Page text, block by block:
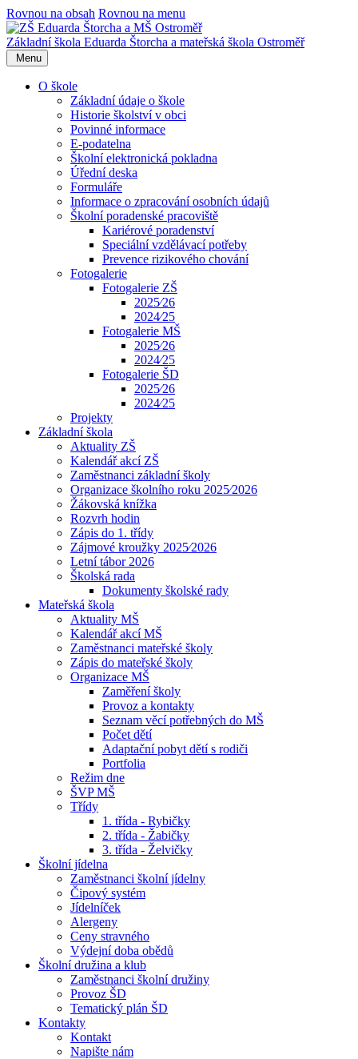
Rovnou na obsah Rovnou na menu
Základní škola Eduarda Štorcha a mateřská škola Ostroměř
Menu
O škole
Základní údaje o škole
Historie školství v obci
Povinné informace
E-podatelna
Školní elektronická pokladna
Úřední deska
Formuláře
Informace o zpracování osobních údajů
Školní poradenské pracoviště
Kariérové poradenství
Speciální vzdělávací potřeby
Prevence rizikového chování
Fotogalerie
Fotogalerie ZŠ
2025⁄26
2024⁄25
Fotogalerie MŠ
2025⁄26
2024⁄25
Fotogalerie ŠD
2025⁄26
2024⁄25
Projekty
Základní škola
Aktuality ZŠ
Kalendář akcí ZŠ
Zaměstnanci základní školy
Organizace školního roku 2025⁄2026
Žákovská knížka
Rozvrh hodin
Zápis do 1. třídy
Zájmové kroužky 2025⁄2026
Letní tábor 2026
Školská rada
Dokumenty školské rady
Mateřská škola
Aktuality MŠ
Kalendář akcí MŠ
Zaměstnanci mateřské školy
Zápis do mateřské školy
Organizace MŠ
Zaměření školy
Provoz a kontakty
Seznam věcí potřebných do MŠ
Počet dětí
Adaptační pobyt dětí s rodiči
Portfolia
Režim dne
ŠVP MŠ
Třídy
1. třída - Rybičky
2. třída - Žabičky
3. třída - Želvičky
Školní jídelna
Zaměstnanci školní jídelny
Čipový systém
Jídelníček
Alergeny
Ceny stravného
Výdejní doba obědů
Školní družina a klub
Zaměstnanci školní družiny
Provoz ŠD
Tematický plán ŠD
Kontakty
Kontakt
Napište nám